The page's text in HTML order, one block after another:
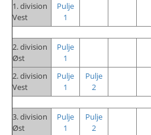
1. division
Vest
Pulje
1
2. division
Øst
Pulje
1
2. division
Vest
Pulje
1
Pulje
2
3. division
Øst
Pulje
1
Pulje
2